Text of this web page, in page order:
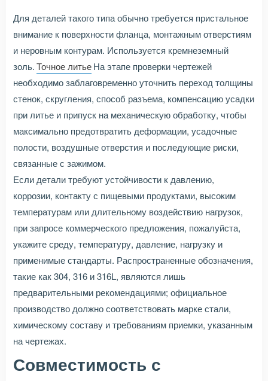
Для деталей такого типа обычно требуется пристальное
внимание к поверхности фланца, монтажным отверстиям
и неровным контурам. Используется кремнеземный
золь.Точное литьеНа этапе проверки чертежей
необходимо заблаговременно уточнить переход толщины
стенок, скругления, способ разъема, компенсацию усадки
при литье и припуск на механическую обработку, чтобы
максимально предотвратить деформации, усадочные
полости, воздушные отверстия и последующие риски,
связанные с зажимом.
Если детали требуют устойчивости к давлению,
коррозии, контакту с пищевыми продуктами, высоким
температурам или длительному воздействию нагрузок,
при запросе коммерческого предложения, пожалуйста,
укажите среду, температуру, давление, нагрузку и
применимые стандарты. Распространенные обозначения,
такие как 304, 316 и 316L, являются лишь
предварительными рекомендациями; официальное
производство должно соответствовать марке стали,
химическому составу и требованиям приемки, указанным
на чертежах.
Совместимость с